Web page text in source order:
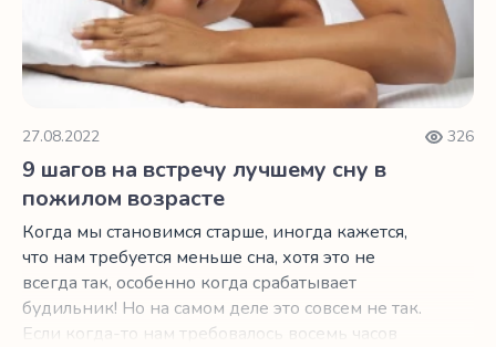
27.08.2022 326
9 шагов на встречу лучшему сну в
пожилом возрасте
Когда мы становимся старше, иногда кажется,
что нам требуется меньше сна, хотя это не
всегда так, особенно когда срабатывает
будильник! Но на самом деле это совсем не так.
Если когда-то нам требовалось восемь часов